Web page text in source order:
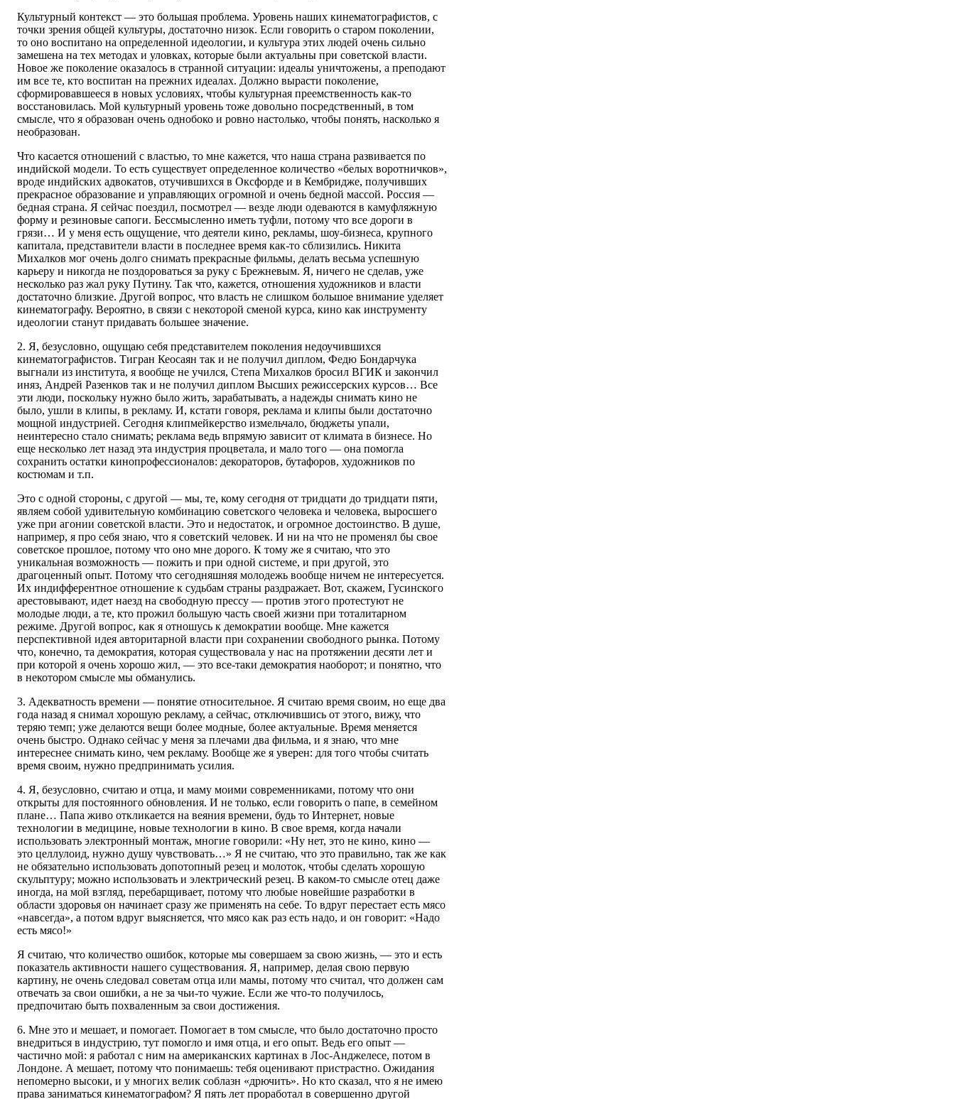
Культурный контекст — это большая проблема. Уровень наших кинематографистов, с
точки зрения общей культуры, достаточно низок. Если говорить о старом поколении,
то оно воспитано на определенной идеологии, и культура этих людей очень сильно
замешена на тех методах и уловках, которые были актуальны при советской власти.
Новое же поколение оказалось в странной ситуации: идеалы уничтожены, а преподают
им все те, кто воспитан на прежних идеалах. Должно вырасти поколение,
сформировавшееся в новых условиях, чтобы культурная преемственность как-то
восстановилась. Мой культурный уровень тоже довольно посредственный, в том
смысле, что я образован очень однобоко и ровно настолько, чтобы понять, насколько я
необразован.
Что касается отношений с властью, то мне кажется, что наша страна развивается по
индийской модели. То есть существует определенное количество «белых воротничков»,
вроде индийских адвокатов, отучившихся в Оксфорде и в Кембридже, получивших
прекрасное образование и управляющих огромной и очень бедной массой. Россия —
бедная страна. Я сейчас поездил, посмотрел — везде люди одеваются в камуфляжную
форму и резиновые сапоги. Бессмысленно иметь туфли, потому что все дороги в
грязи… И у меня есть ощущение, что деятели кино, рекламы, шоу-бизнеса, крупного
капитала, представители власти в последнее время как-то сблизились. Никита
Михалков мог очень долго снимать прекрасные фильмы, делать весьма успешную
карьеру и никогда не поздороваться за руку с Брежневым. Я, ничего не сделав, уже
несколько раз жал руку Путину. Так что, кажется, отношения художников и власти
достаточно близкие. Другой вопрос, что власть не слишком большое внимание уделяет
кинематографу. Вероятно, в связи с некоторой сменой курса, кино как инструменту
идеологии станут придавать большее значение.
2. Я, безусловно, ощущаю себя представителем поколения недоучившихся
кинематографистов. Тигран Кеосаян так и не получил диплом, Федю Бондарчука
выгнали из института, я вообще не учился, Степа Михалков бросил ВГИК и закончил
иняз, Андрей Разенков так и не получил диплом Высших режиссерских курсов… Все
эти люди, поскольку нужно было жить, зарабатывать, а надежды снимать кино не
было, ушли в клипы, в рекламу. И, кстати говоря, реклама и клипы были достаточно
мощной индустрией. Сегодня клипмейкерство измельчало, бюджеты упали,
неинтересно стало снимать; реклама ведь впрямую зависит от климата в бизнесе. Но
еще несколько лет назад эта индустрия процветала, и мало того — она помогла
сохранить остатки кинопрофессионалов: декораторов, бутафоров, художников по
костюмам и т.п.
Это с одной стороны, с другой — мы, те, кому сегодня от тридцати до тридцати пяти,
являем собой удивительную комбинацию советского человека и человека, выросшего
уже при агонии советской власти. Это и недостаток, и огромное достоинство. В душе,
например, я про себя знаю, что я советский человек. И ни на что не променял бы свое
советское прошлое, потому что оно мне дорого. К тому же я считаю, что это
уникальная возможность — пожить и при одной системе, и при другой, это
драгоценный опыт. Потому что сегодняшняя молодежь вообще ничем не интересуется.
Их индифферентное отношение к судьбам страны раздражает. Вот, скажем, Гусинского
арестовывают, идет наезд на свободную прессу — против этого протестуют не
молодые люди, а те, кто прожил большую часть своей жизни при тоталитарном
режиме. Другой вопрос, как я отношусь к демократии вообще. Мне кажется
перспективной идея авторитарной власти при сохранении свободного рынка. Потому
что, конечно, та демократия, которая существовала у нас на протяжении десяти лет и
при которой я очень хорошо жил, — это все-таки демократия наоборот; и понятно, что
в некотором смысле мы обманулись.
3. Адекватность времени — понятие относительное. Я считаю время своим, но еще два
года назад я снимал хорошую рекламу, а сейчас, отключившись от этого, вижу, что
теряю темп; уже делаются вещи более модные, более актуальные. Время меняется
очень быстро. Однако сейчас у меня за плечами два фильма, и я знаю, что мне
интереснее снимать кино, чем рекламу. Вообще же я уверен: для того чтобы считать
время своим, нужно предпринимать усилия.
4. Я, безусловно, считаю и отца, и маму моими современниками, потому что они
открыты для постоянного обновления. И не только, если говорить о папе, в семейном
плане… Папа живо откликается на веяния времени, будь то Интернет, новые
технологии в медицине, новые технологии в кино. В свое время, когда начали
использовать электронный монтаж, многие говорили: «Ну нет, это не кино, кино —
это целлулоид, нужно душу чувствовать…» Я не считаю, что это правильно, так же как
не обязательно использовать допотопный резец и молоток, чтобы сделать хорошую
скульптуру; можно использовать и электрический резец. В каком-то смысле отец даже
иногда, на мой взгляд, перебарщивает, потому что любые новейшие разработки в
области здоровья он начинает сразу же применять на себе. То вдруг перестает есть мясо
«навсегда», а потом вдруг выясняется, что мясо как раз есть надо, и он говорит: «Надо
есть мясо!»
Я считаю, что количество ошибок, которые мы совершаем за свою жизнь, — это и есть
показатель активности нашего существования. Я, например, делая свою первую
картину, не очень следовал советам отца или мамы, потому что считал, что должен сам
отвечать за свои ошибки, а не за чьи-то чужие. Если же что-то получилось,
предпочитаю быть похваленным за свои достижения.
6. Мне это и мешает, и помогает. Помогает в том смысле, что было достаточно просто
внедриться в индустрию, тут помогло и имя отца, и его опыт. Ведь его опыт —
частично мой: я работал с ним на американских картинах в Лос-Анджелесе, потом в
Лондоне. А мешает, потому что понимаешь: тебя оценивают пристрастно. Ожидания
непомерно высоки, и у многих велик соблазн «дрючить». Но кто сказал, что я не имею
права заниматься кинематографом? Я пять лет проработал в совершенно другой